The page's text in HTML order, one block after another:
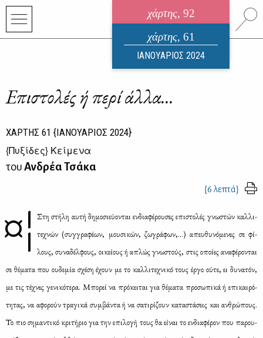
χάρτης, 92
ηλεκτρονικό περιοδικό
ΑΥΓΟΥΣΤΟΣ 2026
χάρτης, 61
ΙΑΝΟΥΑΡΙΟΣ 2024
Επιστολές ή περί άλλα...
ΧΑΡΤΗΣ 61 {ΙΑΝΟΥΑΡΙΟΣ 2024}
{Πυξίδες} Κείμενα
τουΑνδρέα Τσάκα
{6 λεπτά}
¤¦ Στη στή­λη αυ­τή δη­μο­σιεύ­ο­νται εν­δια­φέ­ρου­σες επι­στο­λές γνω­στών καλ­λι­
τε­χνών (συγ­γρα­φέ­ων, μου­σι­κών, ζω­γρά­φων,...) απευ­θυ­νό­με­νες σε φί­
λους, συ­να­δέλ­φους, οι­κεί­ους ή απλώς γνω­στούς, στις οποί­ες ανα­φέ­ρο­νται
σε θέ­μα­τα που ου­δε­μία σχέ­ση έχουν με το καλ­λι­τε­χνι­κό τους έρ­γο ού­τε, ει δυ­να­τόν,
με τις τέ­χνες γε­νι­κό­τε­ρα. Μπο­ρεί να πρό­κει­ται για θέ­μα­τα προ­σω­πι­κά ή επι­και­ρό­
τη­τας, να αφο­ρούν τρα­γι­κά συμ­βά­ντα ή να σα­τι­ρί­ζουν κα­τα­στά­σεις και αν­θρώ­πους.
Το πιο ση­μα­ντι­κό κρι­τή­ριο για την επι­λο­γή τους θα εί­ναι το εν­δια­φέ­ρον που πα­ρου­